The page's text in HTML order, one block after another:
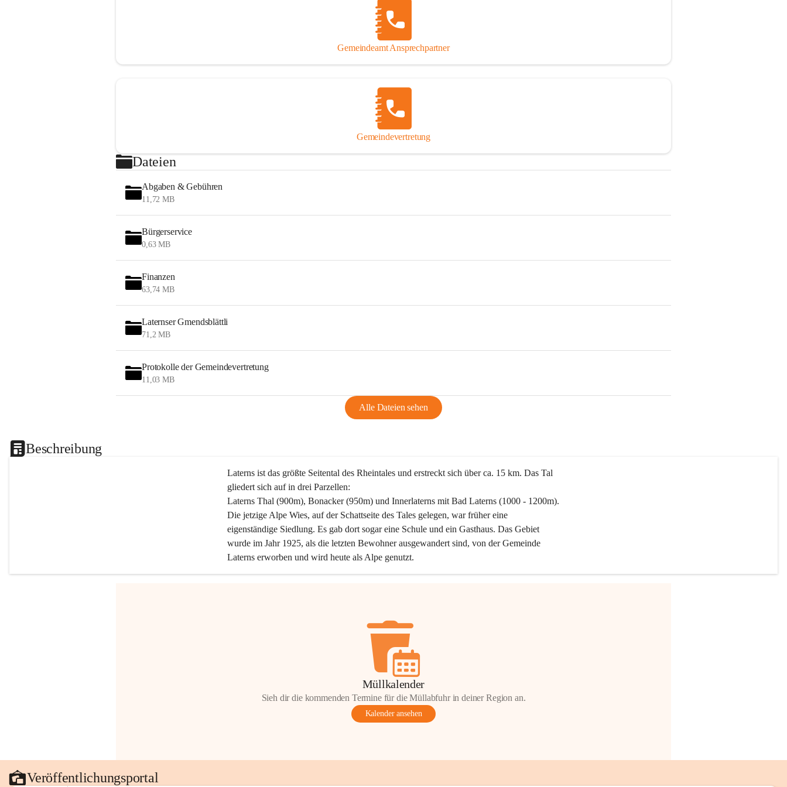
Gemeindeamt Ansprechpartner
Gemeindevertretung
Dateien
Abgaben & Gebühren
11,72 MB
Bürgerservice
0,63 MB
Finanzen
63,74 MB
Laternser Gmendsblättli
71,2 MB
Protokolle der Gemeindevertretung
11,03 MB
Alle Dateien sehen
Beschreibung
Laterns ist das größte Seitental des Rheintales und erstreckt sich über ca. 15 km. Das Tal
gliedert sich auf in drei Parzellen:
Laterns Thal (900m), Bonacker (950m) und Innerlaterns mit Bad Laterns (1000 - 1200m).
Die jetzige Alpe Wies, auf der Schattseite des Tales gelegen, war früher eine
eigenständige Siedlung. Es gab dort sogar eine Schule und ein Gasthaus. Das Gebiet
wurde im Jahr 1925, als die letzten Bewohner ausgewandert sind, von der Gemeinde
Laterns erworben und wird heute als Alpe genutzt.
Müllkalender
Sieh dir die kommenden Termine für die Müllabfuhr in deiner Region an.
Kalender ansehen
Veröffentlichungsportal